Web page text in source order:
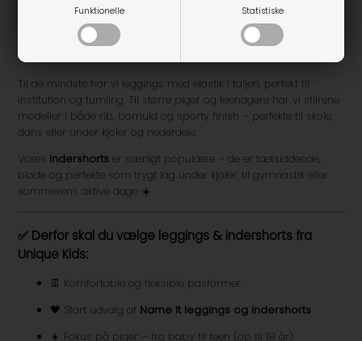
Funktionelle Statistiske
og moderne prints. Deres leggings og indershorts er skabt med
tanke på børns aktive hverdag og behov for bevægelsesfrihed –
og mange modeller er fremstillet i
økologisk bomuld
OEKO-TEX® certificering 🌱
Til de mindste har vi leggings med elastik i taljen, perfekt til
institution og tumling. Til større piger og teenagere har vi stilrene
modeller i både rib, bomuld og sporty finish – perfekte til skole,
dans eller under kjoler og nederdele.
Vores indershorts er særligt populære – de er tætsiddende,
bløde og perfekte som trygt lag under kjoler, til gymnastik eller
sommerens aktive dage ☀️
✅ Derfor skal du vælge leggings & indershorts fra
Unique Kids:
👖 Komfortable og fleksible pasformer
🖤 Stort udvalg af Name It leggings og indershorts
👧 Fokus på piger – fra baby til teen (op til 18 år)